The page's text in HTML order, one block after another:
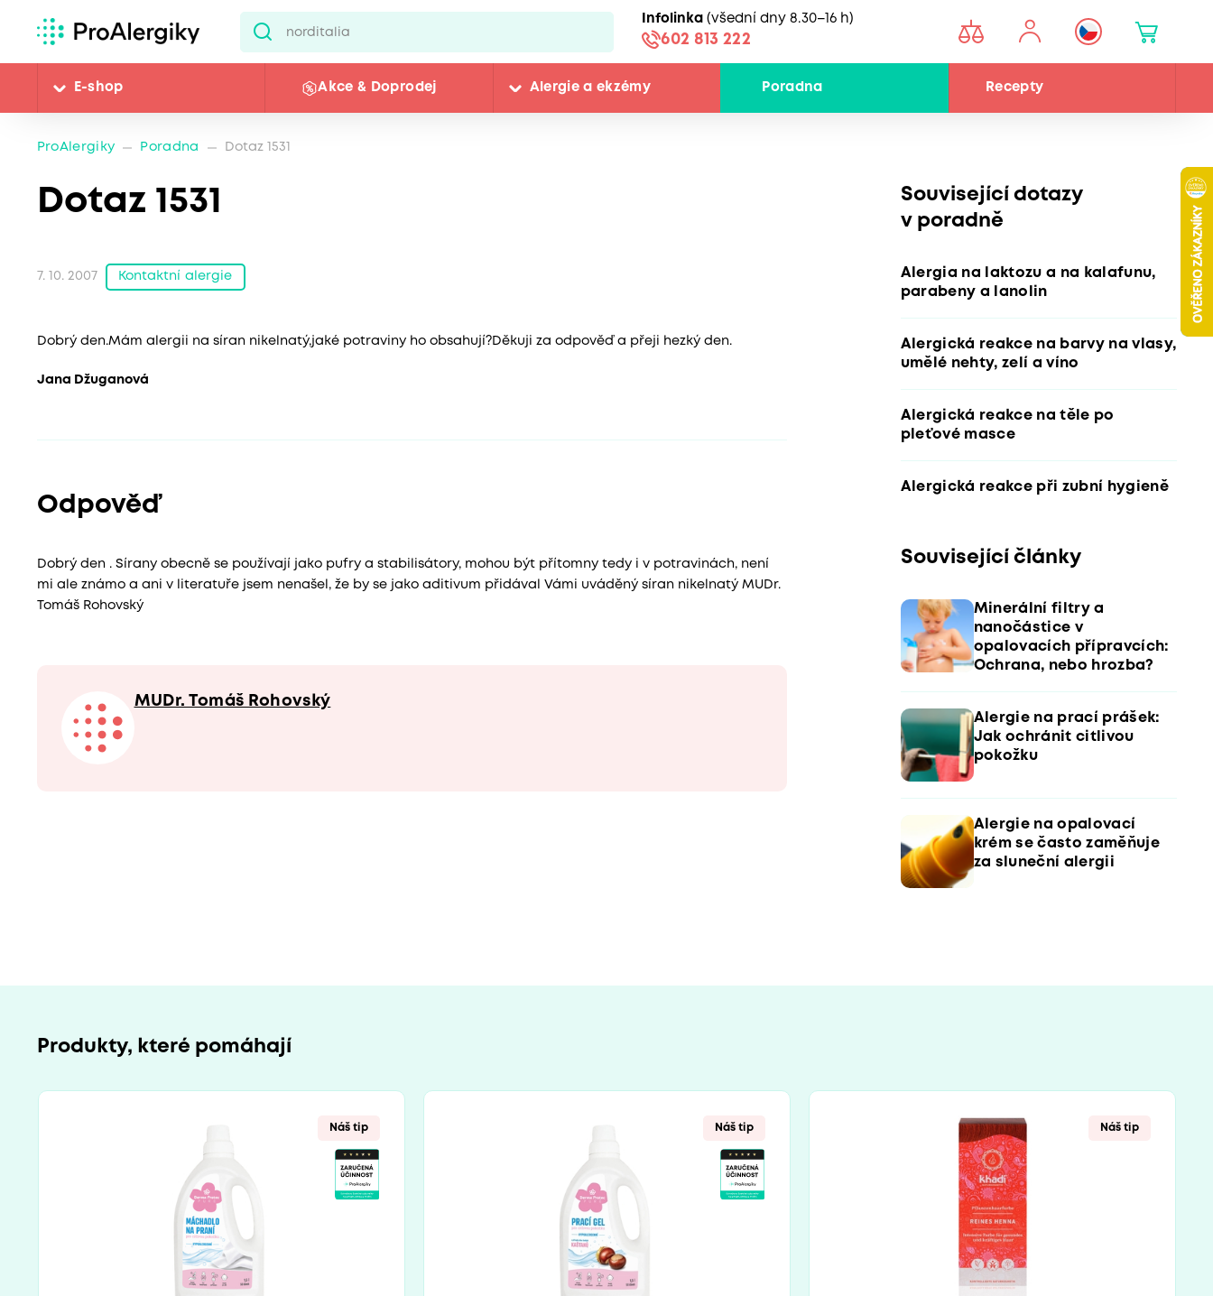
Infolinka (všední dny 8.30–16 h)
602 813 222
E-shop Akce & Doprodej Alergie a ekzémy Poradna Recepty
ProAlergiky Poradna Dotaz 1531
Dotaz 1531
7. 10. 2007 Kontaktní alergie
Dobrý den.Mám alergii na síran nikelnatý,jaké potraviny ho obsahují?Děkuji za odpověď a přeji hezký den.
Jana Džuganová
Odpověď
Dobrý den . Sírany obecně se používají jako pufry a stabilisátory, mohou být přítomny tedy i v potravinách, není
mi ale známo a ani v literatuře jsem nenašel, že by se jako aditivum přidával Vámi uváděný síran nikelnatý MUDr.
Tomáš Rohovský
MUDr. Tomáš Rohovský
Související dotazy
v poradně
Alergia na laktozu a na kalafunu,
parabeny a lanolin
Alergická reakce na barvy na vlasy,
umělé nehty, zelí a víno
Alergická reakce na těle po
pleťové masce
Alergická reakce při zubní hygieně
Související články
Minerální filtry a
nanočástice v
opalovacích přípravcích:
Ochrana, nebo hrozba?
Alergie na prací prášek:
Jak ochránit citlivou
pokožku
Alergie na opalovací
krém se často zaměňuje
za sluneční alergii
Produkty, které pomáhají
Náš tip Náš tip Náš tip